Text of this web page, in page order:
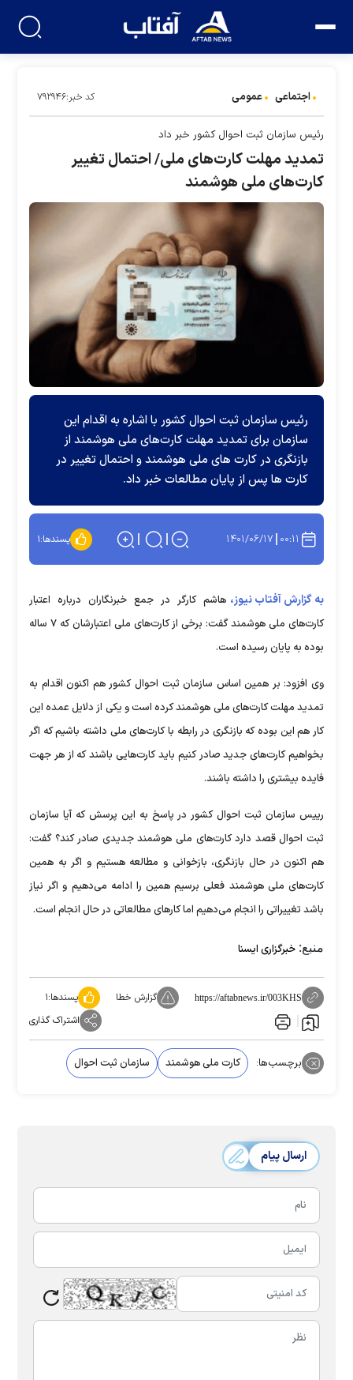
اجتماعی عمومی کد خبر:۷۹۲۹۴۶
رئیس سازمان ثبت احوال کشور خبر داد
تمدید مهلت کارت‌های ملی/ احتمال تغییر
کارت‌های ملی هوشمند
رئیس سازمان ثبت احوال کشور با اشاره به اقدام این
سازمان برای تمدید مهلت کارت‌های ملی هوشمند از
بازنگری در کارت های ملی هوشمند و احتمال تغییر در
کارت ها پس از پایان مطالعات خبر داد.
۰۰:۱۱ ۱۴۰۱/۰۶/۱۷ پسندها:۱
به گزارش آفتاب نیوز، هاشم کارگر در جمع خبرنگاران درباره اعتبار
کارت‌های ملی هوشمند گفت: برخی از کارت‌های ملی اعتبارشان که ۷ ساله
بوده به پایان رسیده است.
وی افزود: بر همین اساس سازمان ثبت احوال کشور هم اکنون اقدام به
تمدید مهلت کارت‌های ملی هوشمند کرده است و یکی از دلایل عمده این
کار هم این بوده که بازنگری در رابطه با کارت‌های ملی داشته باشیم که اگر
بخواهیم کارت‌های جدید صادر کنیم باید کارت‌هایی باشند که از هر جهت
فایده بیشتری را داشته باشند.
رییس سازمان ثبت احوال کشور در پاسخ به این پرسش که آیا سازمان
ثبت احوال قصد دارد کارت‌های ملی هوشمند جدیدی صادر کند؟ گفت:
هم اکنون در حال بازنگری، بازخوانی و مطالعه هستیم و اگر به همین
کارت‌های ملی هوشمند فعلی برسیم همین را ادامه می‌دهیم و اگر نیاز
باشد تغییراتی را انجام می‌دهیم اما کارهای مطالعاتی در حال انجام است.
منبع: خبرگزاری ایسنا
https://aftabnews.ir/003KHS گزارش خطا پسندها:۱
اشتراک گذاری
برچسب‌ها: کارت‌ ملی هوشمند سازمان ثبت احوال
ارسال پیام